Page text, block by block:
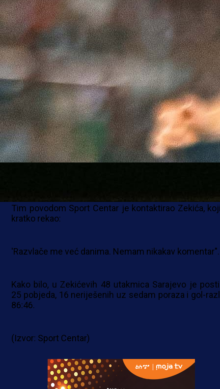
Hrvatski stručnjak je s bordo klubom osvojio Kup
2025. u svojoj prvoj sezoni, ali i podnio
augustu iste godine, nakon lošeg početka sezone.
Podsjetimo, njegovom odlasku prethodila je
već na prvoj prepreci u Evropi protiv
Universitatee iz Krajove, a potom je uslijedio
remi od 4:4 u već čuvenom prvenstvenom meču
Koševu protiv Radnika iz Bijeljine.
No, kako mnogi smatraju da je pod Zekićem (51),
i napadačem bordo kluba, igra Sarajeva imala "i
rep", rasplamsale su se glasine da bi upravo on
naslijediti svog zemljaka Marija Cvitanovića na
Tim povodom Sport Centar je kontaktirao Zekića,
kratko rekao:
'Razvlače me već danima. Nemam nikakav
Kako bilo, u Zekićevih 48 utakmica Sarajevo je
25 pobjeda, 16 neriješenih uz sedam poraza i gol-
86:46.
(Izvor: Sport Centar)